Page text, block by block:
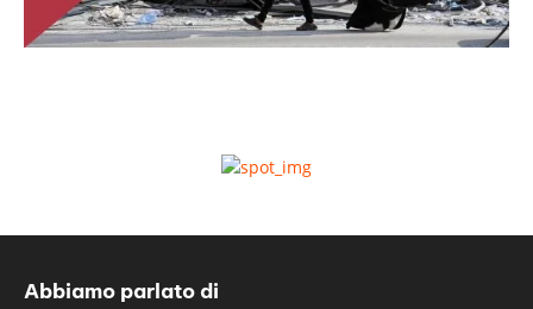
Abbiamo parlato di